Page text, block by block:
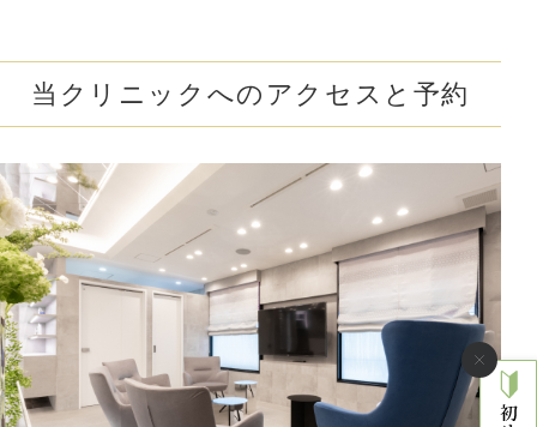
当クリニックへのアクセスと予約